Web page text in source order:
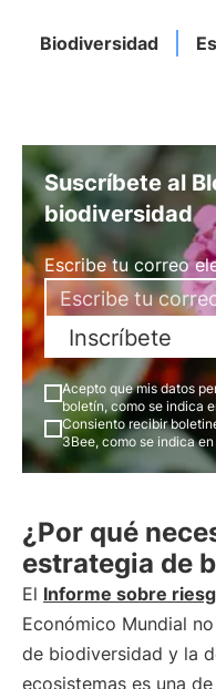
Biodiversidad
Suscríbete al
biodiversidad
Escribe tu correo
Inscríbete
Acepto que mis datos
boletín, como se indica
Consiento recibir
3Bee, como se indica en
¿Por qué
estrategia de
El Informe sobre
Económico Mundial
de biodiversidad y la
ecosistemas es una